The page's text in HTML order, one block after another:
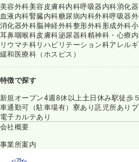
美容外科美容皮膚科内科呼吸器内科消化
血液内科腎臓内科糖尿病内科外科呼吸器
消化器外科脳神経外科整形外科形成外科
耳鼻咽喉科皮膚科泌尿器科精神科・心療
リウマチ科リハビリテーション科アレル
緩和医療科（ホスピス）
特徴で探す
新規オープン4週8休以上 土日休み駅徒歩
車通勤可（駐車場有） 寮あり託児所あり
電子カルテあり
会社概要
事業所案内